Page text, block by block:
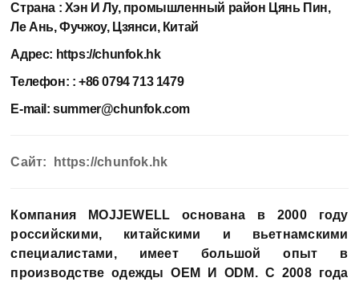
Страна : Хэн И Лу, промышленный район Цянь Пин,
Ле Ань, Фучжоу, Цзянси, Китай
Адрес: https://chunfok.hk
Телефон: : +86 0794 713 1479
E-mail: summer@chunfok.com
Сайт: https://chunfok.hk
Компания MOJJEWELL основана в 2000 году
российскими, китайскими и вьетнамскими
специалистами, имеет большой опыт в
производстве одежды OEM И ODM. С 2008 года